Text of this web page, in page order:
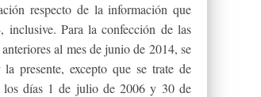
respecto de la información que
inclusive. Para la confección de las
al mes de junio de 2014, se
presente, excepto que se trate de
los días 1 de julio de 2006 y 30 de